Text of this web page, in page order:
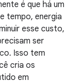
é que há um
tempo, energia
esse custo,
ser
Isso tem
cria os
em